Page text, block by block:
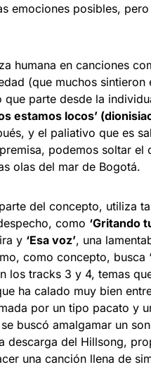
emociones posibles,
humana en canciones
(que muchos
que parte desde la
estamos locos’
y el paliativo que es
podemos soltar
olas del mar de Bogotá.
del concepto, utiliza
como ‘Gritando
y ‘Esa voz’, una
como concepto, busca
los tracks 3 y 4, temas
ha calado muy bien
por un tipo pacato y
buscó amalgamar un
descarga del Hillsong,
una canción llena de